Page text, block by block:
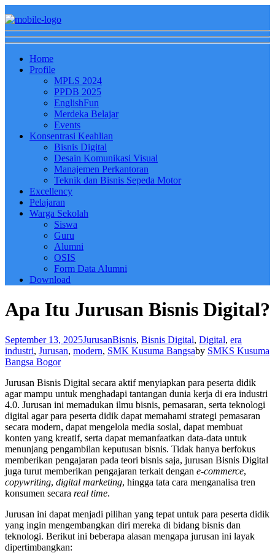
Home
Profile
MPLS 2024
PPDB 2025
EnglishFun
Merdeka Belajar
Events
Konsentrasi Keahlian
Bisnis Digital
Desain Komunikasi Visual
Manajemen Perkantoran
Teknik dan Bisnis Sepeda Motor
Excellency
Pelajaran
Warga Sekolah
Siswa
Guru
Alumni
OSIS
Form Data Alumni
Download
Apa Itu Jurusan Bisnis Digital?
September 13, 2025JurusanBisnis, Bisnis Digital, Digital, era
industri, Jurusan, modern, SMK Kusuma Bangsaby SMKS Kusuma
Bangsa Bogor
Jurusan Bisnis Digital secara aktif menyiapkan para peserta didik
agar mampu untuk menghadapi tantangan dunia kerja di era industri
4.0. Jurusan ini memadukan ilmu bisnis, pemasaran, serta teknologi
digital agar para peserta didik dapat memahami strategi pemasaran
secara modern, dapat mengelola media sosial, dapat membuat
konten yang kreatif, serta dapat memanfaatkan data-data untuk
menunjang pengambilan keputusan bisnis. Tidak hanya berfokus
memberikan pengajaran pada teori bisnis saja, jurusan Bisnis Digital
juga turut memberikan pengajaran terkait dengan e-commerce,
copywriting, digital marketing, hingga tata cara menganalisa tren
konsumen secara real time.
Jurusan ini dapat menjadi pilihan yang tepat untuk para peserta didik
yang ingin mengembangkan diri mereka di bidang bisnis dan
teknologi. Berikut ini beberapa alasan mengapa jurusan ini layak
dipertimbangkan: